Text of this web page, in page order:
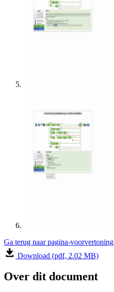
Ga terug naar pagina-voorvertoning
Download (pdf, 2.02 MB)
Over dit document